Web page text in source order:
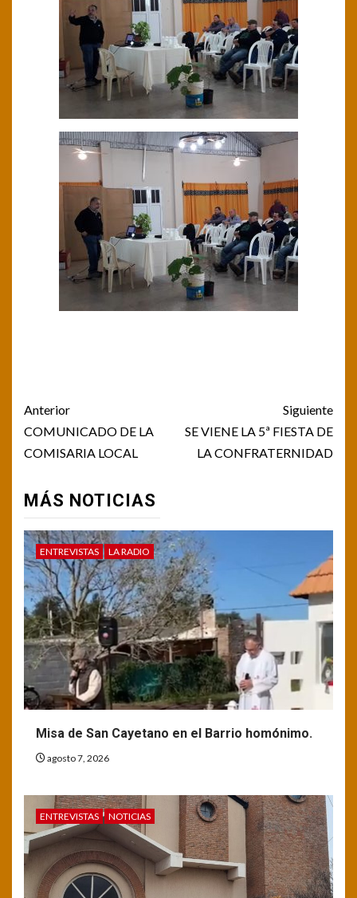
Post
navigation
Anterior
COMUNICADO DE LA
COMISARIA LOCAL
Siguiente
SE VIENE LA 5ª FIESTA DE
LA CONFRATERNIDAD
MÁS NOTICIAS
ENTREVISTAS LA RADIO
Misa de San Cayetano en el Barrio homónimo.
agosto 7, 2026
ENTREVISTAS NOTICIAS